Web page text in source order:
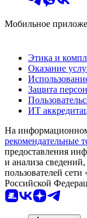
Мобильное
Этика и
Оказание
Защита
ИТ
На
рекомендательные
предоставления
и анализа
пользователей
Российской